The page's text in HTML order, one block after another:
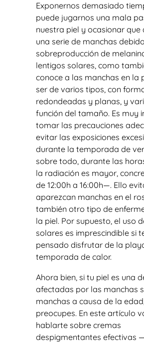
Exponernos demasiado
puede jugarnos una mala
nuestra piel y ocasionar que
una serie de manchas
sobreproducción de
lentigos solares, como
conoce a las manchas en la
ser de varios tipos, con
redondeadas y planas, y
función del tamaño. Es muy
tomar las precauciones
evitar las exposiciones
durante la temporada de
sobre todo, durante las
la radiación es mayor,
de 12:00h a 16:00h—. Ello
aparezcan manchas en el
también otro tipo de
la piel. Por supuesto, el uso
solares es imprescindible si
pensado disfrutar de la
temporada de calor.
Ahora bien, si tu piel es una
afectadas por las manchas
manchas a causa de la
preocupes. En este artículo
hablarte sobre cremas
despigmentantes efectivas